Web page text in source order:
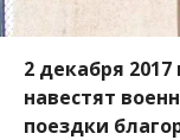
2 декабря
навестят
поездки